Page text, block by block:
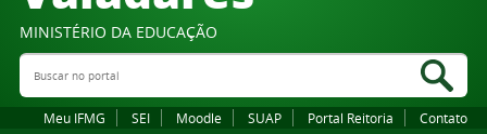
MINISTÉRIO DA EDUCAÇÃO
Buscar no portal
Meu IFMG SEI Moodle SUAP Portal Reitoria Contato